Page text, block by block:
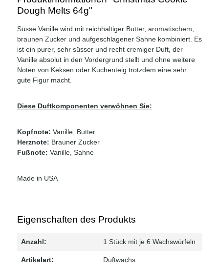
Dough Melts 64g"
Süsse Vanille wird mit reichhaltiger Butter, aromatischem,
braunen Zucker und aufgeschlagener Sahne kombiniert. Es
ist ein purer, sehr süsser und recht cremiger Duft, der
Vanille absolut in den Vordergrund stellt und ohne weitere
Noten von Keksen oder Kuchenteig trotzdem eine sehr
gute Figur macht.
Diese Duftkomponenten verwöhnen Sie:
Kopfnote: Vanille, Butter
Herznote: Brauner Zucker
Fußnote: Vanille, Sahne
Made in USA
Eigenschaften des Produkts
Anzahl: 1 Stück mit je 6 Wachswürfeln
Artikelart: Duftwachs